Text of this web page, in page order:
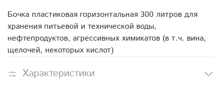
Бочка пластиковая горизонтальная 300 литров для
хранения питьевой и технической воды,
нефтепродуктов, агрессивных химикатов (в т.ч. вина,
щелочей, некоторых кислот)
Характеристики